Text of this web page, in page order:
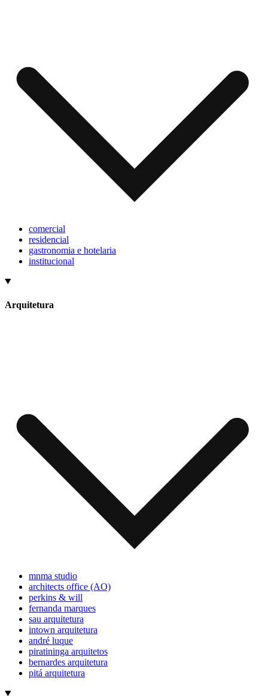
comercial
residencial
gastronomia e hotelaria
institucional
Arquitetura
mnma studio
architects office (AO)
perkins & will
fernanda marques
sau arquitetura
intown arquitetura
andré luque
piratininga arquitetos
bernardes arquitetura
pitá arquitetura